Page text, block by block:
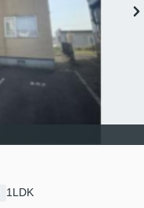
1LDK